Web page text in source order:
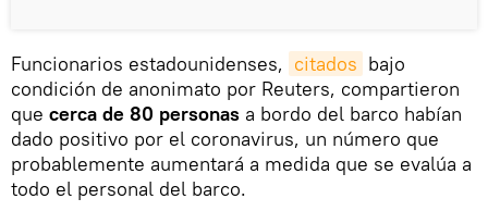
Funcionarios estadounidenses, citados bajo
condición de anonimato por Reuters, compartieron
que cerca de 80 personas a bordo del barco habían
dado positivo por el coronavirus, un número que
probablemente aumentará a medida que se evalúa a
todo el personal del barco.